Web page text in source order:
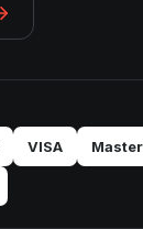
VISA